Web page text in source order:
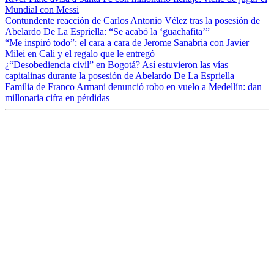
Mundial con Messi
Contundente reacción de Carlos Antonio Vélez tras la posesión de
Abelardo De La Espriella: “Se acabó la ‘guachafita’”
“Me inspiró todo”: el cara a cara de Jerome Sanabria con Javier
Milei en Cali y el regalo que le entregó
¿“Desobediencia civil” en Bogotá? Así estuvieron las vías
capitalinas durante la posesión de Abelardo De La Espriella
Familia de Franco Armani denunció robo en vuelo a Medellín: dan
millonaria cifra en pérdidas